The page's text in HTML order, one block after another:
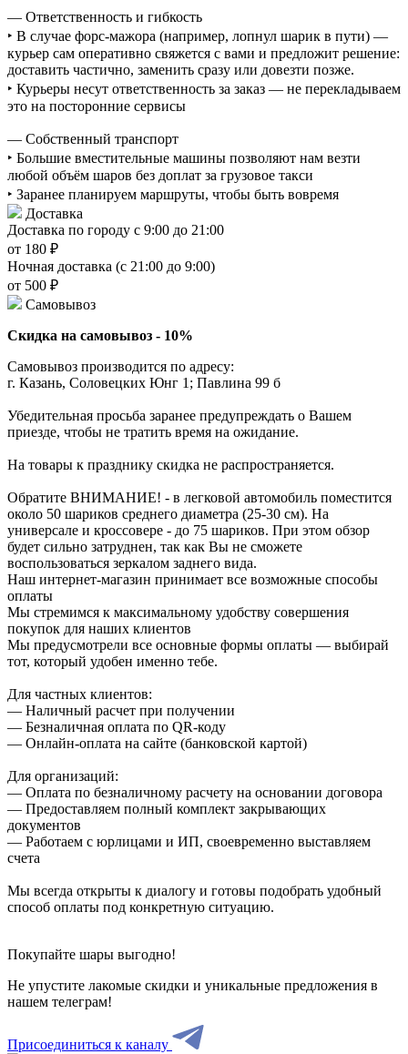
— Ответственность и гибкость
‣ В случае форс-мажора (например, лопнул шарик в пути) —
курьер сам оперативно свяжется с вами и предложит решение:
доставить частично, заменить сразу или довезти позже.
‣ Курьеры несут ответственность за заказ — не перекладываем
это на посторонние сервисы
— Собственный транспорт
‣ Большие вместительные машины позволяют нам везти
любой объём шаров без доплат за грузовое такси
‣ Заранее планируем маршруты, чтобы быть вовремя
Доставка
Доставка по городу с 9:00 до 21:00
от 180 ₽
Ночная доставка (с 21:00 до 9:00)
от 500 ₽
Самовывоз
Скидка на самовывоз - 10%
Самовывоз производится по адресу:
г. Казань, Соловецких Юнг 1; Павлина 99 б
Убедительная просьба заранее предупреждать о Вашем
приезде, чтобы не тратить время на ожидание.
На товары к празднику скидка не распространяется.
Обратите ВНИМАНИЕ! - в легковой автомобиль поместится
около 50 шариков среднего диаметра (25-30 см). На
универсале и кроссовере - до 75 шариков. При этом обзор
будет сильно затруднен, так как Вы не сможете
воспользоваться зеркалом заднего вида.
Наш интернет-магазин принимает все возможные способы
оплаты
Мы стремимся к максимальному удобству совершения
покупок для наших клиентов
Мы предусмотрели все основные формы оплаты — выбирай
тот, который удобен именно тебе.
Для частных клиентов:
— Наличный расчет при получении
— Безналичная оплата по QR-коду
— Онлайн-оплата на сайте (банковской картой)
Для организаций:
— Оплата по безналичному расчету на основании договора
— Предоставляем полный комплект закрывающих
документов
— Работаем с юрлицами и ИП, своевременно выставляем
счета
Мы всегда открыты к диалогу и готовы подобрать удобный
способ оплаты под конкретную ситуацию.
Покупайте шары выгодно!
Не упустите лакомые скидки и уникальные предложения в
нашем телеграм!
Присоединиться к каналу